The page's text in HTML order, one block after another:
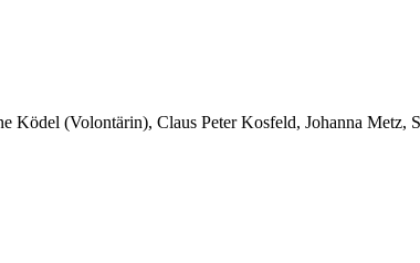
Ködel (Volontärin), Claus Peter Kosfeld, Johanna Metz,